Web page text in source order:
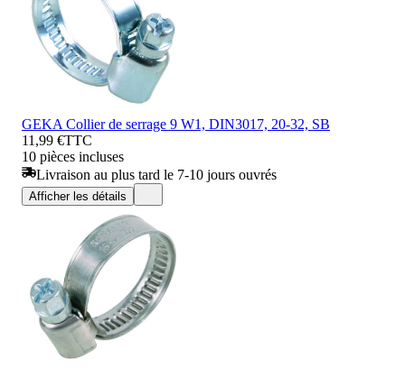
GEKA Collier de serrage 9 W1, DIN3017, 20-32, SB
11,99 €TTC
10 pièces incluses
Livraison au plus tard le 7-10 jours ouvrés
Afficher les détails